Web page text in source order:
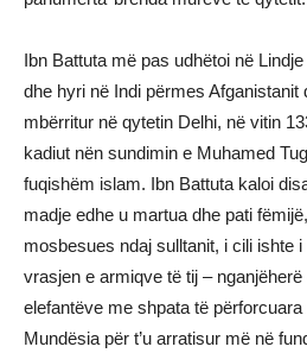
Ibn Battuta më pas udhëtoi në
dhe hyri në Indi përmes
mbërritur në qytetin Delhi, në vitin
kadiut nën sundimin e Muhamed
fuqishëm islam. Ibn Battuta kaloi
madje edhe u martua dhe pati
mosbesues ndaj sulltanit, i cili ishte
vrasjen e armiqve të tij –
elefantëve me shpata të
Mundësia për t’u arratisur më në